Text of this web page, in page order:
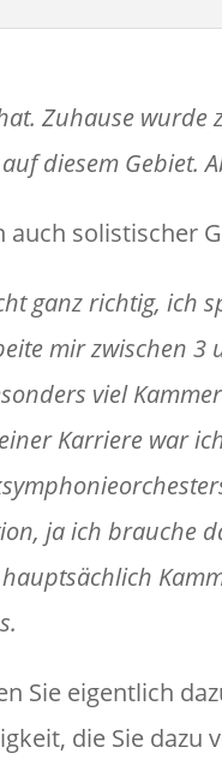
Zuhause wurde
diesem Gebiet.
auch solistischer
ganz richtig, ich
mir zwischen 3
viel
Karriere war
ja ich brauche
Sie eigentlich
die Sie dazu